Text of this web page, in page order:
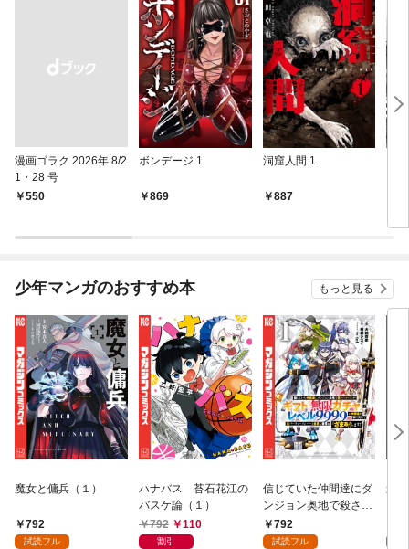
漫画ゴラク 2026年 8/2
1・28 号
￥550
ボンデージ 1
869
洞窟人間 1
887
少年マンガのおすすめ本 もっと見る
魔女と傭兵（１）
792
試読フル
ハナバス 苔石花江の
バスケ論（１）
792
110
割引
信じていた仲間達にダ
ンジョン奥地で殺され
かけたがギフト『無限
ガチャ』でレベル９９
792
試読フル
追
強